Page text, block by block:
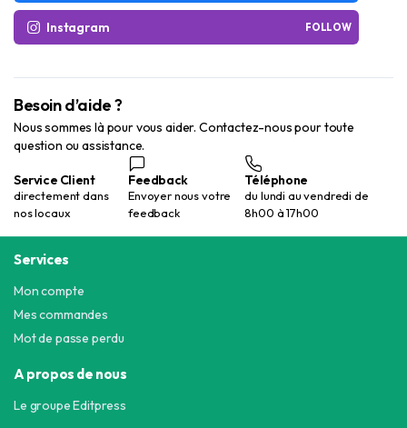
Instagram FOLLOW
Besoin d’aide ?
Nous sommes là pour vous aider. Contactez-nous pour toute
question ou assistance.
Service Client
directement dans
nos locaux
Feedback
Envoyer nous votre
feedback
Téléphone
du lundi au vendredi de
8h00 à 17h00
Services
Mon compte
Mes commandes
Mot de passe perdu
A propos de nous
Le groupe Editpress